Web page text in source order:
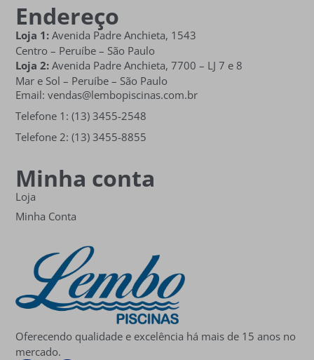
Oferecendo qualidade e excelência há mais de 15 anos no
mercado.
Minha conta
Loja
Minha Conta
Endereço
Loja 1: Avenida Padre Anchieta, 1543
Centro – Peruíbe – São Paulo
Loja 2: Avenida Padre Anchieta,7700 – LJ 7 e 8
Mar e Sol – Peruíbe – São Paulo
Email: vendas@lembopiscinas.com.br
Telefone 1: (13) 3455-2548
Telefone 2: (13) 3455-8855